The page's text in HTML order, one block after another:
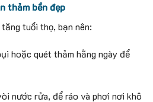
thảm bền đẹp
tuổi thọ, bạn nên:
hoặc quét thảm hằng ngày để
nước rửa, để ráo và phơi nơi khô